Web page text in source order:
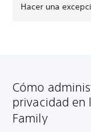
Hacer una
Cómo
privacidad en
Family